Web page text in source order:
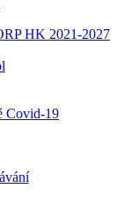
HK 2021-2027
Covid-19